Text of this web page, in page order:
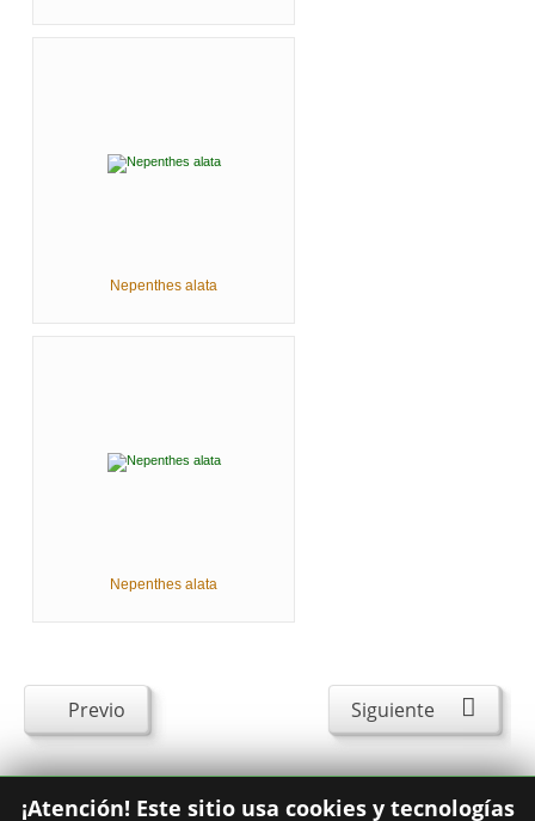
Nepenthes alata
Nepenthes alata
Previo Siguiente
¡Atención! Este sitio usa cookies y tecnologías